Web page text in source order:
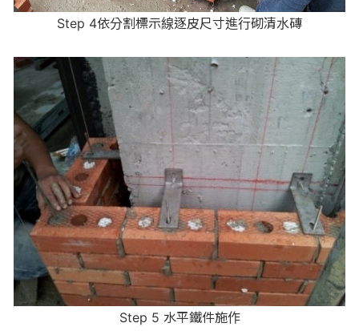
Step 4依分割標示線逐皮尺寸進行砌清水磚
Step 5 水平鐵件施作